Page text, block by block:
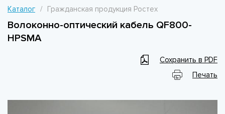
Каталог Гражданская продукция Ростех
Волоконно-оптический кабель QF800-
HPSMA
Сохранить в PDF
Печать